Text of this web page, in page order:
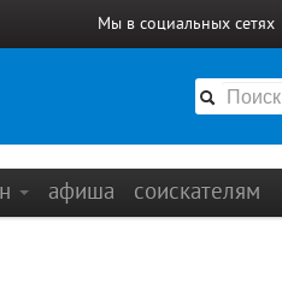
Мы в социальных сетях
афиша соискателям